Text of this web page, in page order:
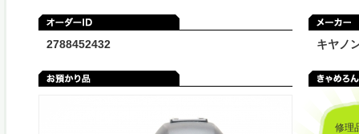
2788452432 キヤノ
修理